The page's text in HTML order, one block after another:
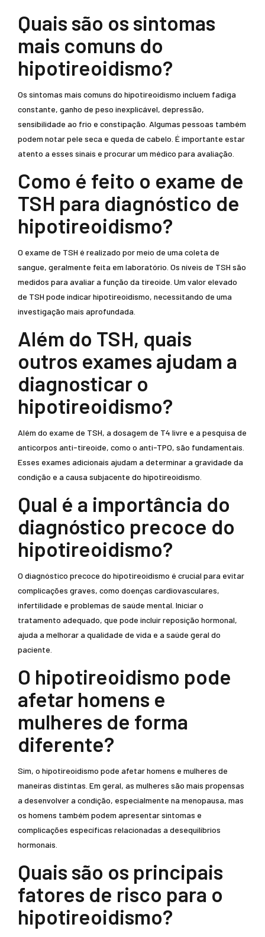
Quais são os sintomas
mais comuns do
hipotireoidismo?
Os sintomas mais comuns do hipotireoidismo incluem fadiga
constante, ganho de peso inexplicável, depressão,
sensibilidade ao frio e constipação. Algumas pessoas também
podem notar pele seca e queda de cabelo. É importante estar
atento a esses sinais e procurar um médico para avaliação.
Como é feito o exame de
TSH para diagnóstico de
hipotireoidismo?
O exame de TSH é realizado por meio de uma coleta de
sangue, geralmente feita em laboratório. Os níveis de TSH são
medidos para avaliar a função da tireoide. Um valor elevado
de TSH pode indicar hipotireoidismo, necessitando de uma
investigação mais aprofundada.
Além do TSH, quais
outros exames ajudam a
diagnosticar o
hipotireoidismo?
Além do exame de TSH, a dosagem de T4 livre e a pesquisa de
anticorpos anti-tireoide, como o anti-TPO, são fundamentais.
Esses exames adicionais ajudam a determinar a gravidade da
condição e a causa subjacente do hipotireoidismo.
Qual é a importância do
diagnóstico precoce do
hipotireoidismo?
O diagnóstico precoce do hipotireoidismo é crucial para evitar
complicações graves, como doenças cardiovasculares,
infertilidade e problemas de saúde mental. Iniciar o
tratamento adequado, que pode incluir reposição hormonal,
ajuda a melhorar a qualidade de vida e a saúde geral do
paciente.
O hipotireoidismo pode
afetar homens e
mulheres de forma
diferente?
Sim, o hipotireoidismo pode afetar homens e mulheres de
maneiras distintas. Em geral, as mulheres são mais propensas
a desenvolver a condição, especialmente na menopausa, mas
os homens também podem apresentar sintomas e
complicações específicas relacionadas a desequilíbrios
hormonais.
Quais são os principais
fatores de risco para o
hipotireoidismo?